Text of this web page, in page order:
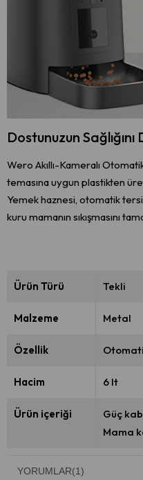
Dostunuzun Sağlığını
Wero Akıllı-Kameralı
temasına uygun plastikten
Yemek haznesi, otomatik
kuru mamanın sıkışmasını
Ürün Türü Tekli
Malzeme Metal
Özellik
Hacim 6 lt
Ürün içeriği Güç
Mama
YORUMLAR(1)